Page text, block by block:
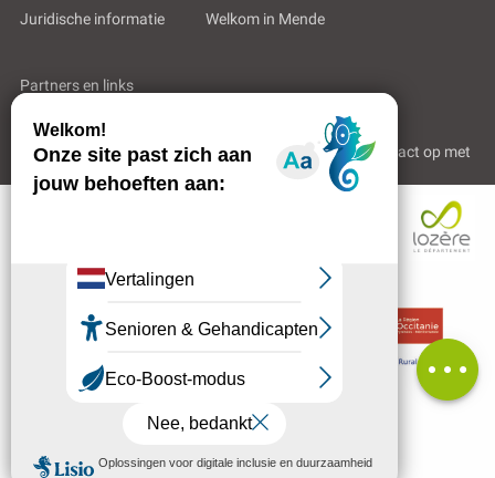
MENU
Beoordelingen
Juridische informatie Welkom in Mende
Partners en links
Professioneel gebied Wie zijn wij? Neem contact op met